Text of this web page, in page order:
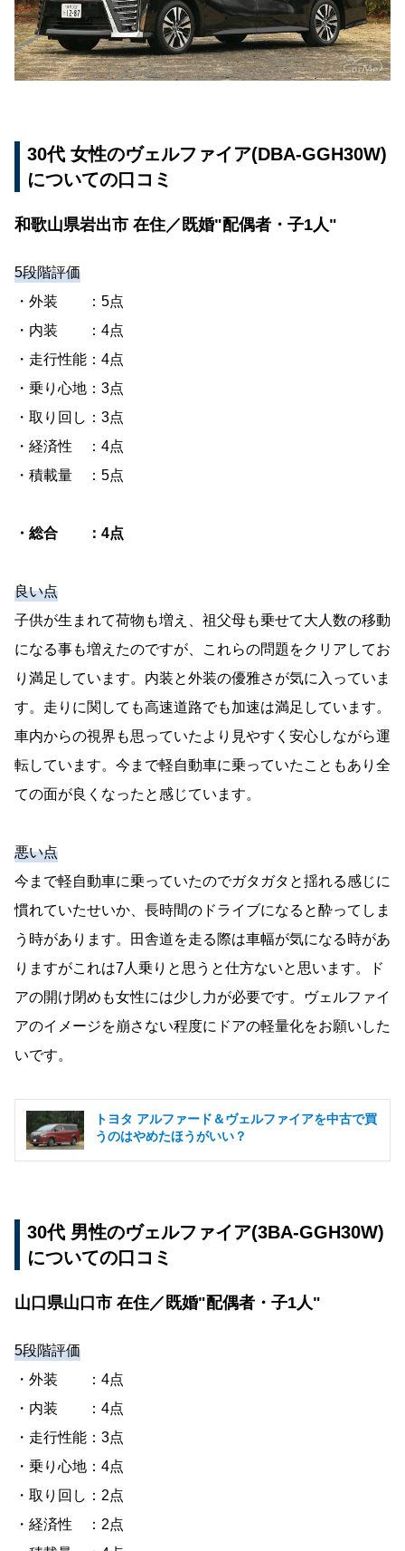
奈良県吉野郡吉野町 在住／既婚"配偶者・子3
30代 男性のヴェルファイア(DBA-AGH30W)につ
30代 男性のヴェルファイア(3BA-AGH30W)につ
いての口コミ
大阪府茨木市 在住／既婚"配偶者・子3人"
30代 女性のヴェルファイア(DBA-GGH30W)
についての口コミ
和歌山県岩出市 在住／既婚"配偶者・子1人"
5段階評価
・外装 ：5点
・内装 ：4点
・走行性能：4点
・乗り心地：3点
・取り回し：3点
・経済性 ：4点
・積載量 ：5点
・総合 ：4点
良い点
子供が生まれて荷物も増え、祖父母も乗せて大人数の移動
になる事も増えたのですが、これらの問題をクリアしてお
り満足しています。内装と外装の優雅さが気に入っていま
す。走りに関しても高速道路でも加速は満足しています。
車内からの視界も思っていたより見やすく安心しながら運
転しています。今まで軽自動車に乗っていたこともあり全
ての面が良くなったと感じています。
悪い点
今まで軽自動車に乗っていたのでガタガタと揺れる感じに
慣れていたせいか、長時間のドライブになると酔ってしま
う時があります。田舎道を走る際は車幅が気になる時があ
りますがこれは7人乗りと思うと仕方ないと思います。ド
アの開け閉めも女性には少し力が必要です。ヴェルファイ
アのイメージを崩さない程度にドアの軽量化をお願いした
いです。
トヨタ アルファード＆ヴェルファイアを中古で買
うのはやめたほうがいい？
30代 男性のヴェルファイア(3BA-GGH30W)
についての口コミ
山口県山口市 在住／既婚"配偶者・子1人"
5段階評価
・外装 ：4点
・内装 ：4点
・走行性能：3点
・乗り心地：4点
・取り回し：2点
・経済性 ：2点